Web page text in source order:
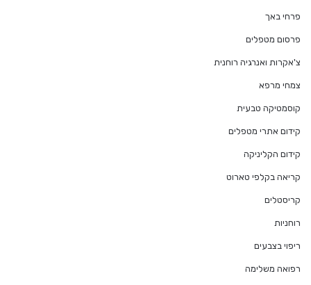
פרחי באך
פרסום מטפלים
צ'אקרות ואנרגיה רוחנית
צמחי מרפא
קוסמטיקה טבעית
קידום אתרי מטפלים
קידום הקליניקה
קריאה בקלפי טארוט
קריסטלים
רוחניות
ריפוי בצבעים
רפואה משלימה